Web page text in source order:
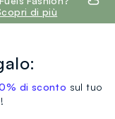
di più
di sconto sul tuo